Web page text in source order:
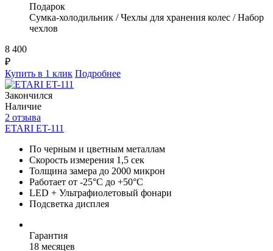
Подарок
Сумка-холодильник / Чехлы для хранения колес / Набор
чехлов
8 400
₽
Купить в 1 клик Подробнее
Закончился
Наличие
2 отзыва
ETARI ET-111
По черным и цветным металлам
Скорость измерения 1,5 сек
Толщина замера до 2000 микрон
Работает от -25°C до +50°C
LED + Ультрафиолетовый фонари
Подсветка дисплея
Гарантия
18 месяцев